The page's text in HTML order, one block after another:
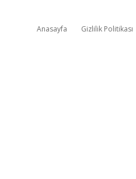
Anasayfa Gizlilik Politikası